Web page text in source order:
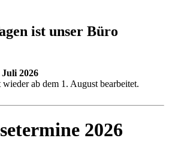
ist unser Büro
Juli 2026
ab dem 1. August bearbeitet.
2026